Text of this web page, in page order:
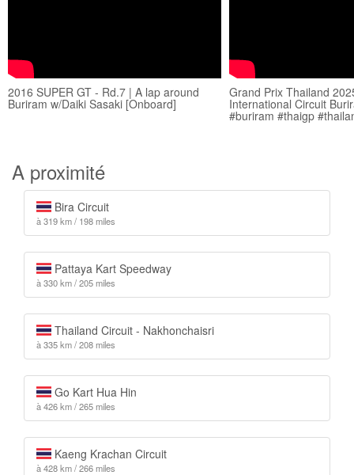
2016 SUPER GT - Rd.7 | A lap around
Buriram w/Daiki Sasaki [Onboard]
Grand Prix Thailand
International Circuit
#buriram #thaigp
A proximité
Bira Circuit
à 319 km / 198 miles
Pattaya Kart Speedway
à 330 km / 205 miles
Thailand Circuit - Nakhonchaisri
à 335 km / 208 miles
Go Kart Hua Hin
à 426 km / 265 miles
Kaeng Krachan Circuit
à 428 km / 266 miles